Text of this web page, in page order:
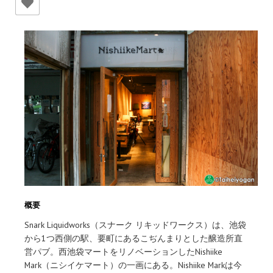
概要
Snark Liquidworks（スナーク リキッドワークス）は、池袋
から1つ西側の駅、要町にあるこぢんまりとした醸造所直
営パブ。西池袋マートをリノベーションしたNishiike
Mark（ニシイケマート）の一画にある。Nishiike Markは今